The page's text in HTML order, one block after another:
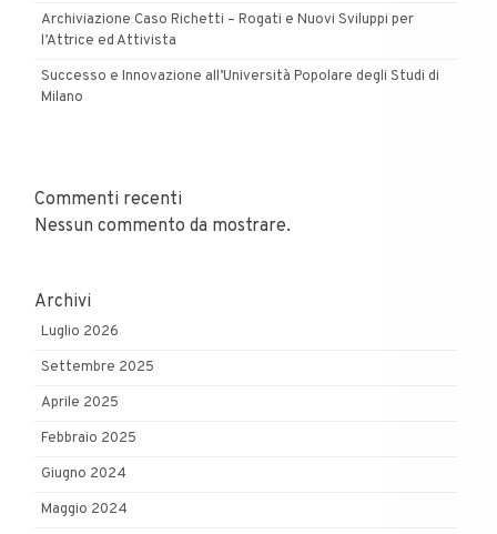
Archiviazione Caso Richetti – Rogati e Nuovi Sviluppi per
l’Attrice ed Attivista
Successo e Innovazione all’Università Popolare degli Studi di
Milano
Commenti recenti
Nessun commento da mostrare.
Archivi
Luglio 2026
Settembre 2025
Aprile 2025
Febbraio 2025
Giugno 2024
Maggio 2024